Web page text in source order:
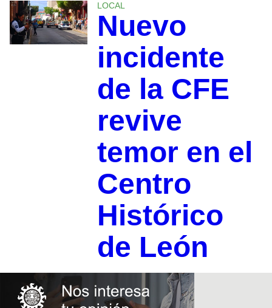
LOCAL
Nuevo
incidente
de la CFE
revive
temor en el
Centro
Histórico
de León